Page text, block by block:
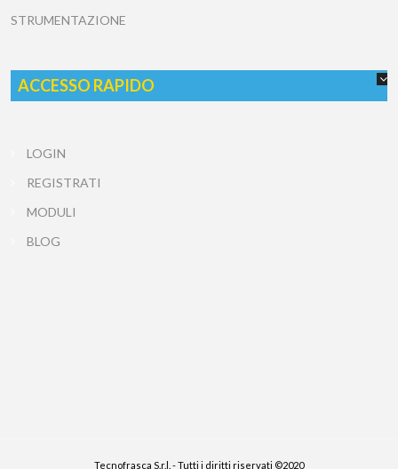
STRUMENTAZIONE
ACCESSO RAPIDO
LOGIN
REGISTRATI
MODULI
BLOG
Tecnofrasca S.r.l. - Tutti i diritti riservati ©2020